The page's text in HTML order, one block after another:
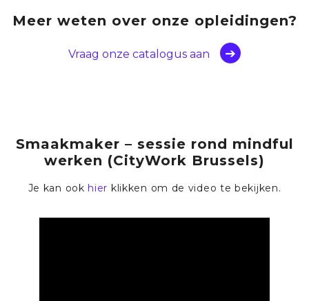
Meer weten over onze opleidingen?
Vraag onze catalogus aan
Smaakmaker – sessie rond mindful
werken (CityWork Brussels)
Je kan ook hier klikken om de video te bekijken.